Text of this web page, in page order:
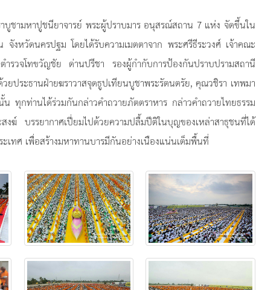
บูชามหาปูชนียาจารย์ พระผู้ปราบมาร อนุสรณ์สถาน 7 แห่ง จัดขึ้นใน
หวัดนครปฐม โดยได้รับความเมตตาจาก พระศรีธีระวงศ์ เจ้าคณะ
รวจโทขวัญชัย ด่านปรีชา รองผู้กำกับการป้องกันปราบปรามสถานี
ยประธานฝ่ายฆราวาสจุดธูปเทียนบูชาพระรัตนตรัย, คุณวชิรา เทพมา
กท่านได้ร่วมกันกล่าวคำถวายภัตตราหาร กล่าวคำถวายไทยธรรม
ฆ์ บรรยากาศเปี่ยมไปด้วยความปลื้มปีติในบุญของเหล่าสาธุชนที่ได้
เทศ เพื่อสร้างมหาทานบารมีกันอย่างเนืองแน่นเต็มพื้นที่